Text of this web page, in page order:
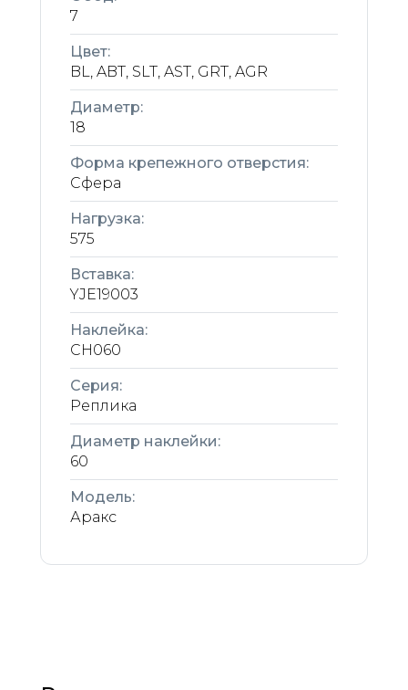
7
Цвет:
BL, ABT, SLT, AST, GRT, AGR
Диаметр:
18
Форма крепежного отверстия:
Сфера
Нагрузка:
575
Вставка:
YJE19003
Наклейка:
CH060
Серия:
Реплика
Диаметр наклейки:
60
Модель:
Аракс